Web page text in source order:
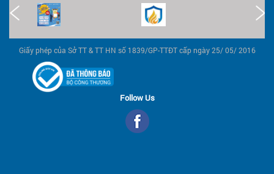
Giấy phép của Sở TT & TT HN số 1839/GP-TTĐT cấp ngày 25/ 05/ 2016
Follow Us